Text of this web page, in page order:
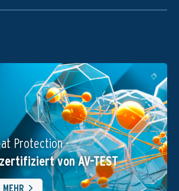
Protection -
von AV-TEST
MEHR